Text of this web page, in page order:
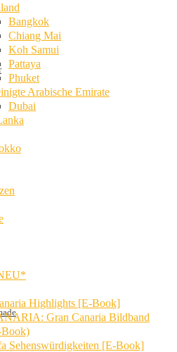
Bangkok
Chiang Mai
Koh Samui
Pattaya
Phuket
Arabische Emirate
Dubai
Highlights [E-Book]
Gran Canaria Bildband
Sehenswürdigkeiten [E-Book]